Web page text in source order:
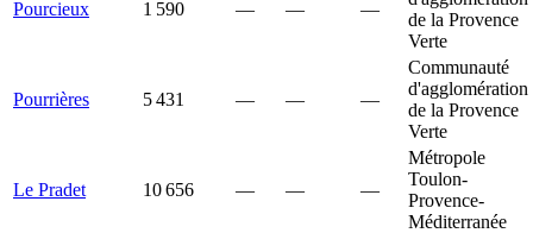
Pourcieux 1 590 — — —
de la Provence
Verte
Pourrières 5 431 — — —
Communauté
d'agglomération
de la Provence
Verte
Le Pradet 10 656 — — —
Métropole
Toulon-
Provence-
Méditerranée